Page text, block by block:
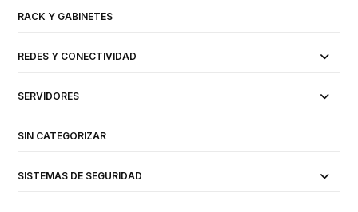
RACK Y GABINETES
REDES Y CONECTIVIDAD
SERVIDORES
SIN CATEGORIZAR
SISTEMAS DE SEGURIDAD